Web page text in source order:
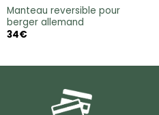
Manteau reversible pour
berger allemand
34€